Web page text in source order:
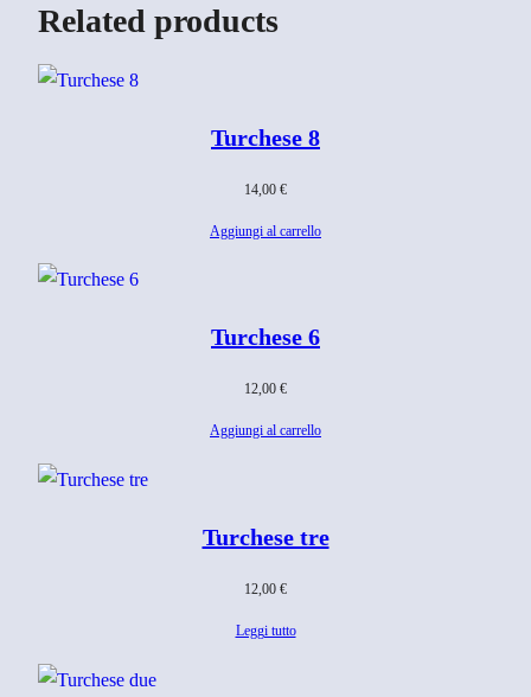
Related products
Turchese 8
14,00 €
Aggiungi al carrello
Turchese 6
12,00 €
Aggiungi al carrello
Turchese tre
12,00 €
Leggi tutto